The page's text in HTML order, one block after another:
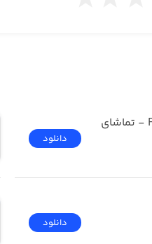
دانلود
دانلود